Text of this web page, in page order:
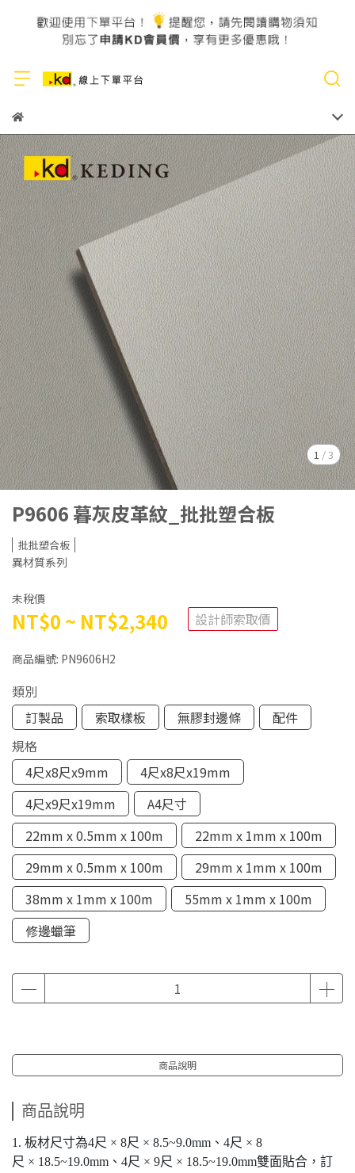
1 /3
P9606 暮灰皮革紋_批批塑合板
批批塑合板
異材質系列
未稅價
NT$0 ~ NT$2,340 設計師索取價
商品編號: PN9606H2
類別
訂製品
索取樣板 無膠封邊條
配件
規格
4尺x8尺x9mm
4尺x8尺x19mm
4尺x9尺x19mm
A4尺寸
22mm x 0.5mm x 100m
22mm x 1mm x 100m
29mm x 0.5mm x 100m
29mm x 1mm x 100m
38mm x 1mm x 100m
55mm x 1mm x 100m
修邊蠟筆
商品說明
商品說明
1. 板材尺寸為4尺 × 8尺 × 8.5~9.0mm、4尺 × 8
尺 × 18.5~19.0mm、4尺 × 9尺 × 18.5~19.0mm雙面貼合，訂